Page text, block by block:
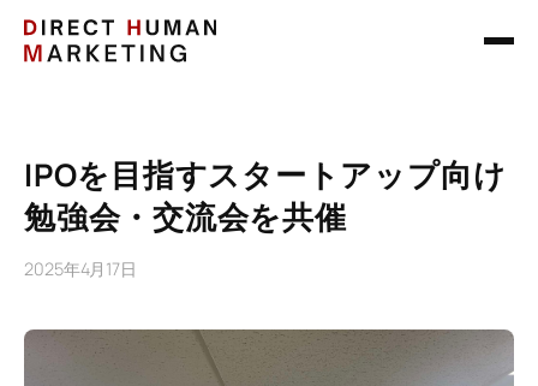
IPOを目指すスタートアップ向け
勉強会・交流会を共催
2025年4月17日